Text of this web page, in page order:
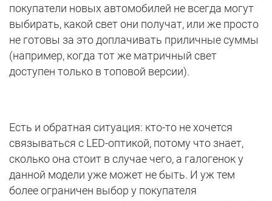
покупатели новых автомобилей не всегда могут
выбирать, какой свет они получат, или же просто
не готовы за это доплачивать приличные суммы
(например, когда тот же матричный свет
доступен только в топовой версии).
Есть и обратная ситуация: кто-то не хочется
связываться с LED-оптикой, потому что знает,
сколько она стоит в случае чего, а галогенок у
данной модели уже может не быть. И уж тем
более ограничен выбор у покупателя